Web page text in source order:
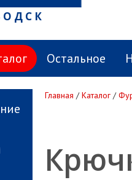
Остальное
Главная /Каталог /